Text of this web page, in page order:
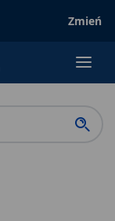
Zmień